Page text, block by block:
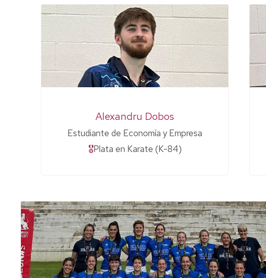
Alexandru Dobos
Estudiante de Economía y Empresa
🎖Plata en Karate (K-84)